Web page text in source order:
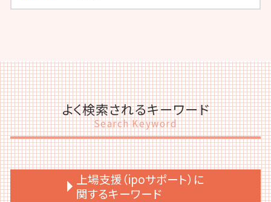
よく検索されるキーワード
Search Keyword
上場支援（ipoサポート）に
関するキーワード